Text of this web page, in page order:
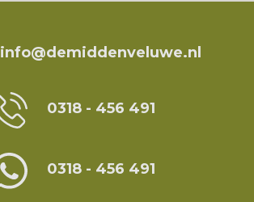
info@demiddenveluwe.nl
0318 - 456 491
0318 - 456 491